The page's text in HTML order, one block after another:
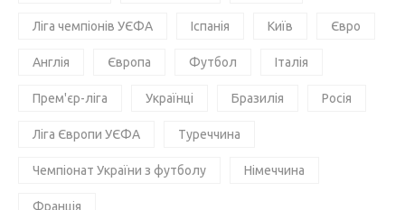
Ліга чемпіонів УЄФА Іспанія Київ Євро
Англія Європа Футбол Італія
Прем'єр-ліга Українці Бразилія Росія
Ліга Європи УЄФА Туреччина
Чемпіонат України з футболу Німеччина
Франція